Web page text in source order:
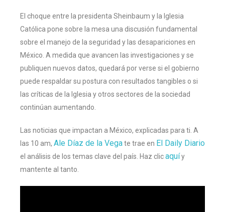
El choque entre la presidenta Sheinbaum y la Iglesia
Católica pone sobre la mesa una discusión fundamental
sobre el manejo de la seguridad y las desapariciones en
México. A medida que avancen las investigaciones y se
publiquen nuevos datos, quedará por verse si el gobierno
puede respaldar su postura con resultados tangibles o si
las críticas de la Iglesia y otros sectores de la sociedad
continúan aumentando.
Las noticias que impactan a México, explicadas para ti. A
las 10 am, Ale Díaz de la Vegate trae en El Daily Diario
el análisis de los temas clave del país. Haz clicaquíy
mantente al tanto.